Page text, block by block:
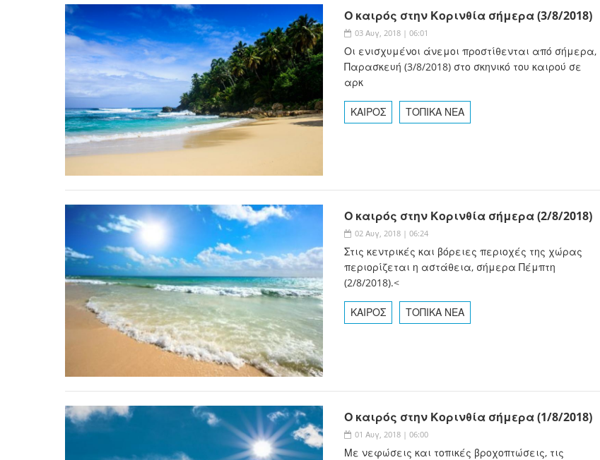
Ο καιρός στην Κορινθία σήμερα (3/8/2018)
03 Αυγ, 2018 | 06:01
Οι ενισχυμένοι άνεμοι προστίθενται από σήμερα,
Παρασκευή (3/8/2018) στο σκηνικό του καιρού σε
αρκ
ΚΑΙΡΟΣ ΤΟΠΙΚΑ ΝΕΑ
Ο καιρός στην Κορινθία σήμερα (2/8/2018)
02 Αυγ, 2018 | 06:24
Στις κεντρικές και βόρειες περιοχές της χώρας
περιορίζεται η αστάθεια, σήμερα Πέμπτη
(2/8/2018).<
ΚΑΙΡΟΣ ΤΟΠΙΚΑ ΝΕΑ
Ο καιρός στην Κορινθία σήμερα (1/8/2018)
01 Αυγ, 2018 | 06:00
Με νεφώσεις και τοπικές βροχοπτώσεις, τις